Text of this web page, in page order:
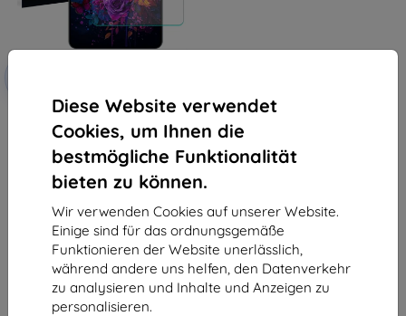
Diese Website verwendet
Cookies, um Ihnen die
bestmögliche Funktionalität
bieten zu können.
Wir verwenden Cookies auf unserer Website.
Einige sind für das ordnungsgemäße
Funktionieren der Website unerlässlich,
während andere uns helfen, den Datenverkehr
zu analysieren und Inhalte und Anzeigen zu
personalisieren.
Schutzfolie 3mk Hardy Paper
Effect für OnePlus Pad 4
22,90 €
20,61 €